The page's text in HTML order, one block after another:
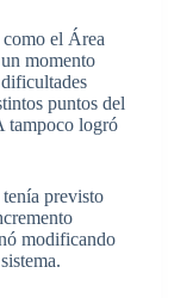
el Área
momento
puntos del
tampoco logró
previsto
modificando